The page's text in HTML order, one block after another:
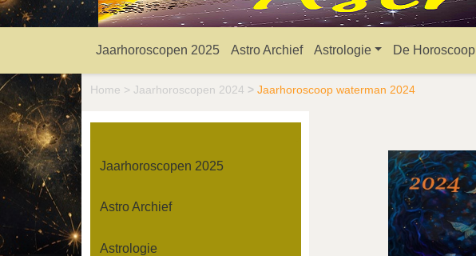
Jaarhoroscopen 2025 Astro Archief Astrologie De Horoscoop
Home > Jaarhoroscopen 2024 > Jaarhoroscoop waterman 2024
Jaarhoroscopen 2025
Astro Archief
Astrologie